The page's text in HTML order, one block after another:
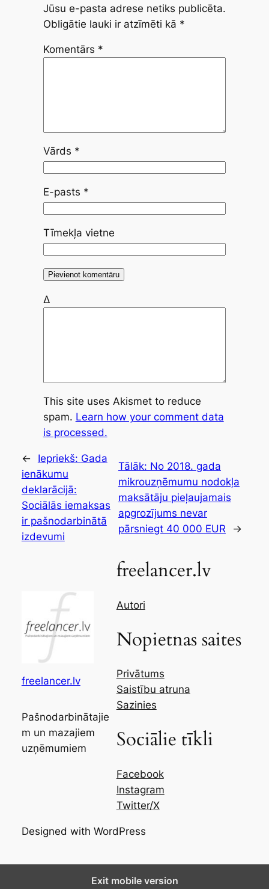
Jūsu e-pasta adrese netiks publicēta.
Obligātie lauki ir atzīmēti kā *
Komentārs *
Vārds *
E-pasts *
Tīmekļa vietne
Δ
This site uses Akismet to reduce
spam. Learn how your comment data
is processed.
← Iepriekš: Gada
ienākumu
deklarācijā:
Sociālās iemaksas
ir pašnodarbinātā
izdevumi
Tālāk: No 2018. gada
mikrouzņēmumu nodokļa
maksātāju pieļaujamais
apgrozījums nevar
pārsniegt 40 000 EUR
→
freelancer.lv
Pašnodarbinātajie
m un mazajiem
uzņēmumiem
freelancer.lv
Autori
Nopietnas saites
Privātums
Saistību atruna
Sazinies
Sociālie tīkli
Facebook
Instagram
Twitter/X
Designed with WordPress
Exit mobile version